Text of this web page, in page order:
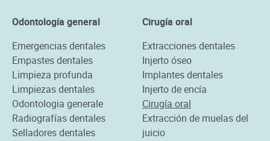
Odontología general
Emergencias dentales
Empastes dentales
Limpieza profunda
Limpiezas dentales
Odontologia generale
Radiografías dentales
Selladores dentales
Cirugía oral
Extracciones dentales
Injerto óseo
Implantes dentales
Injerto de encía
Cirugía oral
Extracción de muelas del
juicio